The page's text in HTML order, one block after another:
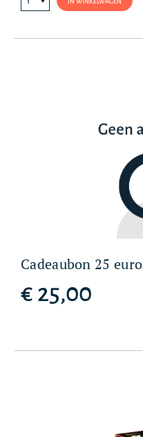
Cadeaubon 25 euro
€ 25,00